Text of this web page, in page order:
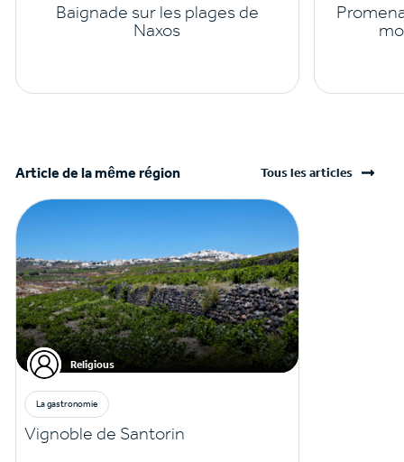
Baignade sur les plages de
Naxos
Article de la même région Tous les articles
Religious
La gastronomie
Vignoble de Santorin